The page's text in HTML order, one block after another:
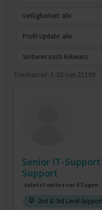
Verfügbarkeit: alle
Profil-Update: alle
Sortieren nach Relevanz
Freelancer: 1-20 von 21199
Senior IT-
Support
zuletzt online vor 4 Tagen
2nd & 3rd Level